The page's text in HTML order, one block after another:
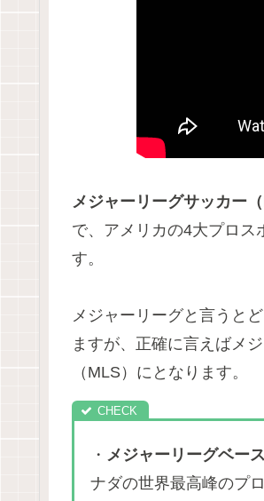
メジャーリーグサッカー（
で、アメリカの4大プロス
す。
メジャーリーグと言うと
ますが、正確に言えばメ
（MLS）にとなります。
・ メジャーリーグベー
ナダの世界最高峰のプ